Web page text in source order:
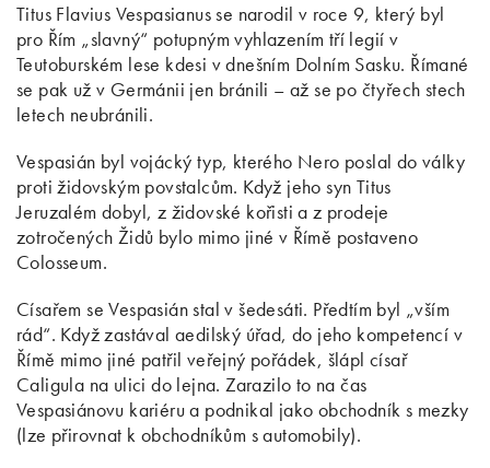
Titus Flavius Vespasianus se narodil v roce 9, který byl
pro Řím „slavný“ potupným vyhlazením tří legií v
Teutoburském lese kdesi v dnešním Dolním Sasku. Římané
se pak už v Germánii jen bránili – až se po čtyřech stech
letech neubránili.
Vespasián byl vojácký typ, kterého Nero poslal do války
proti židovským povstalcům. Když jeho syn Titus
Jeruzalém dobyl, z židovské kořisti a z prodeje
zotročených Židů bylo mimo jiné v Římě postaveno
Colosseum.
Císařem se Vespasián stal v šedesáti. Předtím byl „vším
rád“. Když zastával aedilský úřad, do jeho kompetencí v
Římě mimo jiné patřil veřejný pořádek, šlápl císař
Caligula na ulici do lejna. Zarazilo to na čas
Vespasiánovu kariéru a podnikal jako obchodník s mezky
(lze přirovnat k obchodníkům s automobily).